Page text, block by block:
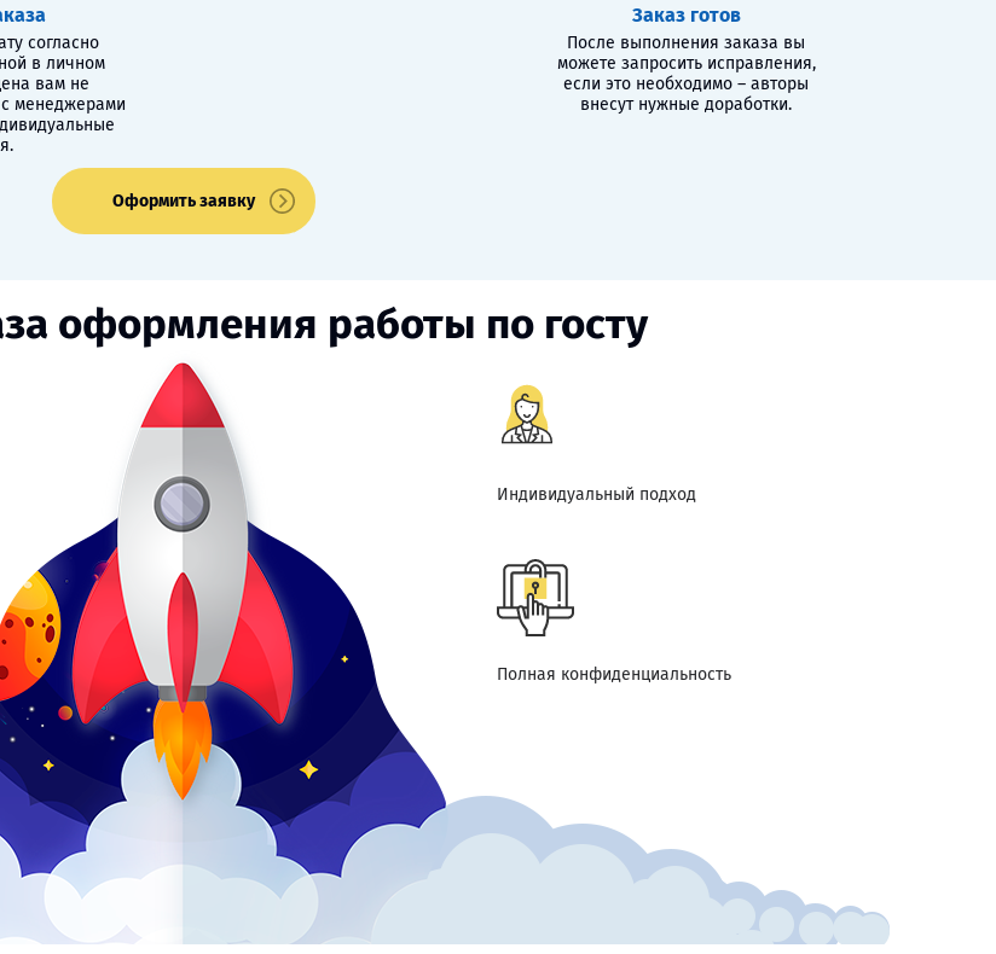
согласно
в личном
вам не
с менеджерами
Заказ готов
После выполнения заказа вы
можете запросить исправления,
если это необходимо – авторы
внесут нужные доработки.
Оформить заявку
оформления работы по госту
Индивидуальный подход
Полная конфиденциальность